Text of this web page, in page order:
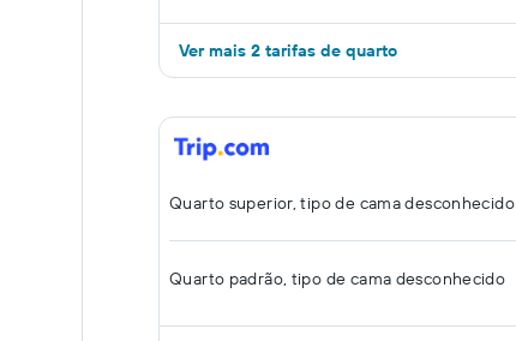
Ver mais 2 tarifas de quarto
Quarto superior, tipo de cama desconhecido
Quarto padrão, tipo de cama desconhecido